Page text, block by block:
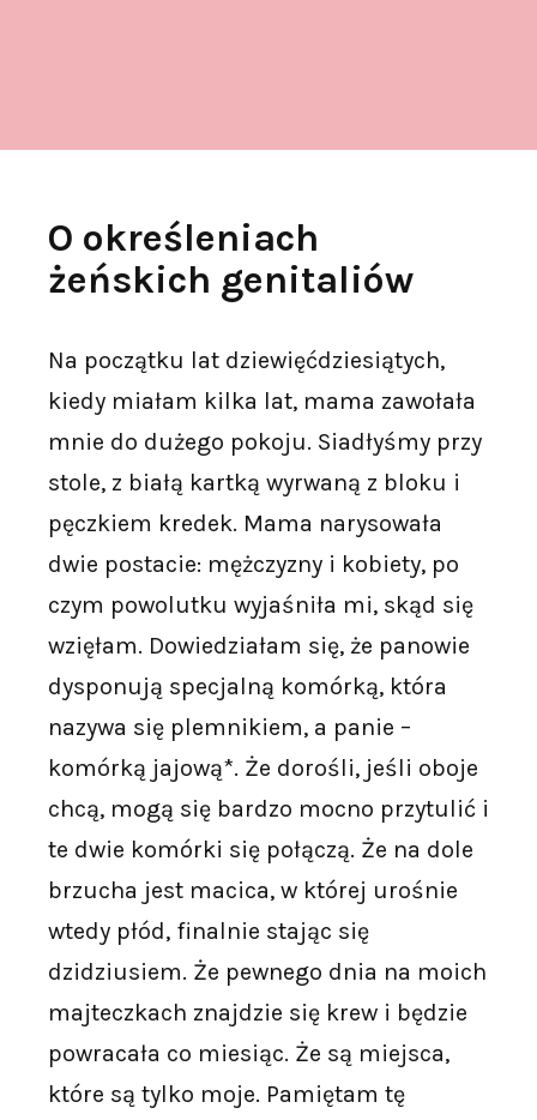
O określeniach
żeńskich genitaliów
Na początku lat dziewięćdziesiątych,
kiedy miałam kilka lat, mama zawołała
mnie do dużego pokoju. Siadłyśmy przy
stole, z białą kartką wyrwaną z bloku i
pęczkiem kredek. Mama narysowała
dwie postacie: mężczyzny i kobiety, po
czym powolutku wyjaśniła mi, skąd się
wzięłam. Dowiedziałam się, że panowie
dysponują specjalną komórką, która
nazywa się plemnikiem, a panie –
komórką jajową*. Że dorośli, jeśli oboje
chcą, mogą się bardzo mocno przytulić i
te dwie komórki się połączą. Że na dole
brzucha jest macica, w której urośnie
wtedy płód, finalnie stając się
dzidziusiem. Że pewnego dnia na moich
majteczkach znajdzie się krew i będzie
powracała co miesiąc. Że są miejsca,
które są tylko moje. Pamiętam tę